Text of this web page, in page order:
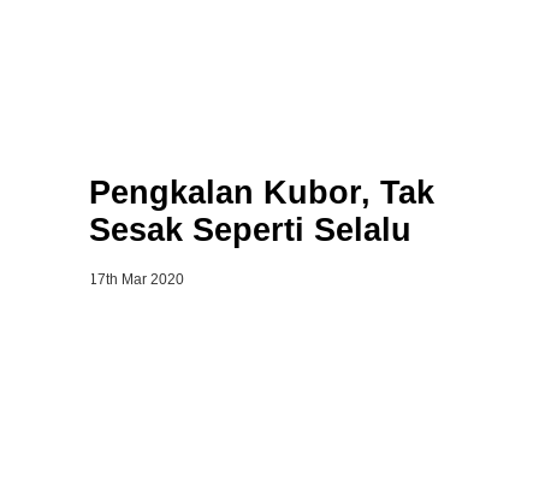
Pengkalan Kubor, Tak
Sesak Seperti Selalu
17th Mar 2020